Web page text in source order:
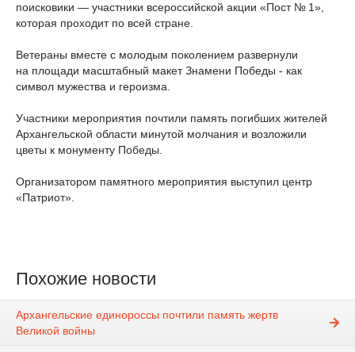
поисковики — участники всероссийской акции «Пост № 1»,
которая проходит по всей стране.
Ветераны вместе с молодым поколением развернули
на площади масштабный макет Знамени Победы - как
символ мужества и героизма.
Участники мероприятия почтили память погибших жителей
Архангельской области минутой молчания и возложили
цветы к монументу Победы.
Организатором памятного мероприятия выступил центр
«Патриот».
Похожие новости
Архангельские единороссы почтили память жертв
Великой войны